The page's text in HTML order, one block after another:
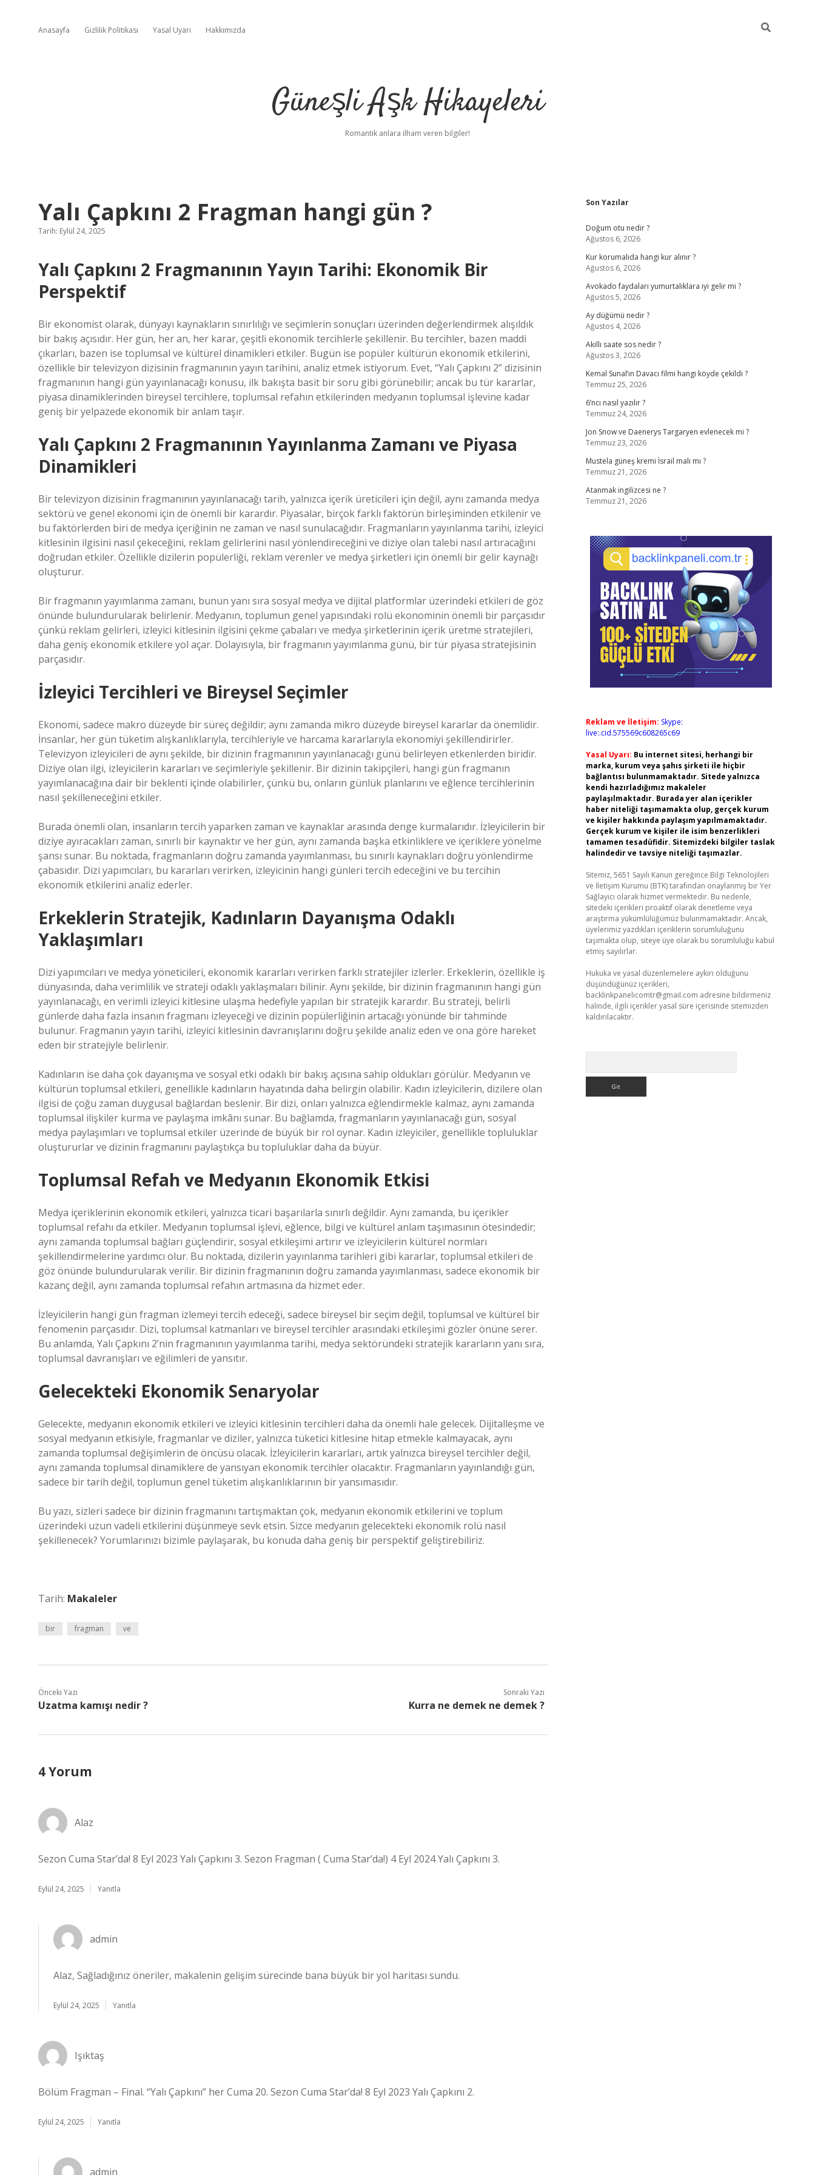
Anasayfa Gizlilik Politikası Yasal Uyarı Hakkımızda
Güneşli Aşk Hikayeleri
Romantik anlara ilham veren bilgiler!
Yalı Çapkını 2 Fragman hangi gün ?
Tarih: Eylül 24, 2025
Yalı Çapkını 2 Fragmanının Yayın Tarihi: Ekonomik Bir
Perspektif
Bir ekonomist olarak, dünyayı kaynakların sınırlılığı ve seçimlerin sonuçları üzerinden değerlendirmek alışıldık
bir bakış açısıdır. Her gün, her an, her karar, çeşitli ekonomik tercihlerle şekillenir. Bu tercihler, bazen maddi
çıkarları, bazen ise toplumsal ve kültürel dinamikleri etkiler. Bugün ise popüler kültürün ekonomik etkilerini,
özellikle bir televizyon dizisinin fragmanının yayın tarihini, analiz etmek istiyorum. Evet, “Yalı Çapkını 2” dizisinin
fragmanının hangi gün yayınlanacağı konusu, ilk bakışta basit bir soru gibi görünebilir; ancak bu tür kararlar,
piyasa dinamiklerinden bireysel tercihlere, toplumsal refahın etkilerinden medyanın toplumsal işlevine kadar
geniş bir yelpazede ekonomik bir anlam taşır.
Yalı Çapkını 2 Fragmanının Yayınlanma Zamanı ve Piyasa
Dinamikleri
Bir televizyon dizisinin fragmanının yayınlanacağı tarih, yalnızca içerik üreticileri için değil, aynı zamanda medya
sektörü ve genel ekonomi için de önemli bir karardır. Piyasalar, birçok farklı faktörün birleşiminden etkilenir ve
bu faktörlerden biri de medya içeriğinin ne zaman ve nasıl sunulacağıdır. Fragmanların yayınlanma tarihi, izleyici
kitlesinin ilgisini nasıl çekeceğini, reklam gelirlerini nasıl yönlendireceğini ve diziye olan talebi nasıl artıracağını
doğrudan etkiler. Özellikle dizilerin popülerliği, reklam verenler ve medya şirketleri için önemli bir gelir kaynağı
oluşturur.
Bir fragmanın yayımlanma zamanı, bunun yanı sıra sosyal medya ve dijital platformlar üzerindeki etkileri de göz
önünde bulundurularak belirlenir. Medyanın, toplumun genel yapısındaki rolü ekonominin önemli bir parçasıdır
çünkü reklam gelirleri, izleyici kitlesinin ilgisini çekme çabaları ve medya şirketlerinin içerik üretme stratejileri,
daha geniş ekonomik etkilere yol açar. Dolayısıyla, bir fragmanın yayımlanma günü, bir tür piyasa stratejisinin
parçasıdır.
İzleyici Tercihleri ve Bireysel Seçimler
Ekonomi, sadece makro düzeyde bir süreç değildir; aynı zamanda mikro düzeyde bireysel kararlar da önemlidir.
İnsanlar, her gün tüketim alışkanlıklarıyla, tercihleriyle ve harcama kararlarıyla ekonomiyi şekillendirirler.
Televizyon izleyicileri de aynı şekilde, bir dizinin fragmanının yayınlanacağı günü belirleyen etkenlerden biridir.
Diziye olan ilgi, izleyicilerin kararları ve seçimleriyle şekillenir. Bir dizinin takipçileri, hangi gün fragmanın
yayımlanacağına dair bir beklenti içinde olabilirler, çünkü bu, onların günlük planlarını ve eğlence tercihlerinin
nasıl şekilleneceğini etkiler.
Burada önemli olan, insanların tercih yaparken zaman ve kaynaklar arasında denge kurmalarıdır. İzleyicilerin bir
diziye ayıracakları zaman, sınırlı bir kaynaktır ve her gün, aynı zamanda başka etkinliklere ve içeriklere yönelme
şansı sunar. Bu noktada, fragmanların doğru zamanda yayımlanması, bu sınırlı kaynakları doğru yönlendirme
çabasıdır. Dizi yapımcıları, bu kararları verirken, izleyicinin hangi günleri tercih edeceğini ve bu tercihin
ekonomik etkilerini analiz ederler.
Erkeklerin Stratejik, Kadınların Dayanışma Odaklı
Yaklaşımları
Dizi yapımcıları ve medya yöneticileri, ekonomik kararları verirken farklı stratejiler izlerler. Erkeklerin, özellikle iş
dünyasında, daha verimlilik ve strateji odaklı yaklaşmaları bilinir. Aynı şekilde, bir dizinin fragmanının hangi gün
yayınlanacağı, en verimli izleyici kitlesine ulaşma hedefiyle yapılan bir stratejik karardır. Bu strateji, belirli
günlerde daha fazla insanın fragmanı izleyeceği ve dizinin popülerliğinin artacağı yönünde bir tahminde
bulunur. Fragmanın yayın tarihi, izleyici kitlesinin davranışlarını doğru şekilde analiz eden ve ona göre hareket
eden bir stratejiyle belirlenir.
Kadınların ise daha çok dayanışma ve sosyal etki odaklı bir bakış açısına sahip oldukları görülür. Medyanın ve
kültürün toplumsal etkileri, genellikle kadınların hayatında daha belirgin olabilir. Kadın izleyicilerin, dizilere olan
ilgisi de çoğu zaman duygusal bağlardan beslenir. Bir dizi, onları yalnızca eğlendirmekle kalmaz, aynı zamanda
toplumsal ilişkiler kurma ve paylaşma imkânı sunar. Bu bağlamda, fragmanların yayınlanacağı gün, sosyal
medya paylaşımları ve toplumsal etkiler üzerinde de büyük bir rol oynar. Kadın izleyiciler, genellikle topluluklar
oluştururlar ve dizinin fragmanını paylaştıkça bu topluluklar daha da büyür.
Toplumsal Refah ve Medyanın Ekonomik Etkisi
Medya içeriklerinin ekonomik etkileri, yalnızca ticari başarılarla sınırlı değildir. Aynı zamanda, bu içerikler
toplumsal refahı da etkiler. Medyanın toplumsal işlevi, eğlence, bilgi ve kültürel anlam taşımasının ötesindedir;
aynı zamanda toplumsal bağları güçlendirir, sosyal etkileşimi artırır ve izleyicilerin kültürel normları
şekillendirmelerine yardımcı olur. Bu noktada, dizilerin yayınlanma tarihleri gibi kararlar, toplumsal etkileri de
göz önünde bulundurularak verilir. Bir dizinin fragmanının doğru zamanda yayımlanması, sadece ekonomik bir
kazanç değil, aynı zamanda toplumsal refahın artmasına da hizmet eder.
İzleyicilerin hangi gün fragman izlemeyi tercih edeceği, sadece bireysel bir seçim değil, toplumsal ve kültürel bir
fenomenin parçasıdır. Dizi, toplumsal katmanları ve bireysel tercihler arasındaki etkileşimi gözler önüne serer.
Bu anlamda, Yalı Çapkını 2’nin fragmanının yayımlanma tarihi, medya sektöründeki stratejik kararların yanı sıra,
toplumsal davranışları ve eğilimleri de yansıtır.
Gelecekteki Ekonomik Senaryolar
Gelecekte, medyanın ekonomik etkileri ve izleyici kitlesinin tercihleri daha da önemli hale gelecek. Dijitalleşme ve
sosyal medyanın etkisiyle, fragmanlar ve diziler, yalnızca tüketici kitlesine hitap etmekle kalmayacak, aynı
zamanda toplumsal değişimlerin de öncüsü olacak. İzleyicilerin kararları, artık yalnızca bireysel tercihler değil,
aynı zamanda toplumsal dinamiklere de yansıyan ekonomik tercihler olacaktır. Fragmanların yayınlandığı gün,
sadece bir tarih değil, toplumun genel tüketim alışkanlıklarının bir yansımasıdır.
Bu yazı, sizleri sadece bir dizinin fragmanını tartışmaktan çok, medyanın ekonomik etkilerini ve toplum
üzerindeki uzun vadeli etkilerini düşünmeye sevk etsin. Sizce medyanın gelecekteki ekonomik rolü nasıl
şekillenecek? Yorumlarınızı bizimle paylaşarak, bu konuda daha geniş bir perspektif geliştirebiliriz.
Tarih: Makaleler
bir fragman ve
Önceki Yazı
Uzatma kamışı nedir ?
Sonraki Yazı
Kurra ne demek ne demek ?
4 Yorum
Alaz
Sezon Cuma Star’da! 8 Eyl 2023 Yalı Çapkını 3. Sezon Fragman ( Cuma Star’da!) 4 Eyl 2024 Yalı Çapkını 3.
Eylül 24, 2025 Yanıtla
admin
Alaz, Sağladığınız öneriler, makalenin gelişim sürecinde bana büyük bir yol haritası sundu.
Eylül 24, 2025 Yanıtla
Işıktaş
Bölüm Fragman – Final. “Yalı Çapkını” her Cuma 20. Sezon Cuma Star’da! 8 Eyl 2023 Yalı Çapkını 2.
Eylül 24, 2025 Yanıtla
admin
Sidebar
Son Yazılar
Doğum otu nedir ?
Ağustos 6, 2026
Kur korumalıda hangi kur alınır ?
Ağustos 6, 2026
Avokado faydaları yumurtalıklara iyi gelir mi ?
Ağustos 5, 2026
Ay düğümü nedir ?
Ağustos 4, 2026
Akıllı saate sos nedir ?
Ağustos 3, 2026
Kemal Sunal’ın Davacı filmi hangi köyde çekildi ?
Temmuz 25, 2026
6’ncı nasıl yazılır ?
Temmuz 24, 2026
Jon Snow ve Daenerys Targaryen evlenecek mi ?
Temmuz 23, 2026
Mustela güneş kremi İsrail malı mı ?
Temmuz 21, 2026
Atanmak ingilizcesi ne ?
Temmuz 21, 2026
Reklam ve İletişim: Skype:
live:.cid.575569c608265c69
Yasal Uyarı: Bu internet sitesi, herhangi bir
marka, kurum veya şahıs şirketi ile hiçbir
bağlantısı bulunmamaktadır. Sitede yalnızca
kendi hazırladığımız makaleler
paylaşılmaktadır. Burada yer alan içerikler
haber niteliği taşımamakta olup, gerçek kurum
ve kişiler hakkında paylaşım yapılmamaktadır.
Gerçek kurum ve kişiler ile isim benzerlikleri
tamamen tesadüfidir. Sitemizdeki bilgiler taslak
halindedir ve tavsiye niteliği taşımazlar.
Sitemiz, 5651 Sayılı Kanun gereğince Bilgi Teknolojileri
ve İletişim Kurumu (BTK) tarafından onaylanmış bir Yer
Sağlayıcı olarak hizmet vermektedir. Bu nedenle,
sitedeki içerikleri proaktif olarak denetleme veya
araştırma yükümlülüğümüz bulunmamaktadır. Ancak,
üyelerimiz yazdıkları içeriklerin sorumluluğunu
taşımakta olup, siteye üye olarak bu sorumluluğu kabul
etmiş sayılırlar.
Hukuka ve yasal düzenlemelere aykırı olduğunu
düşündüğünüz içerikleri,
backlinkpanelicomtr@gmail.com adresine bildirmeniz
halinde, ilgili içerikler yasal süre içerisinde sitemizden
kaldırılacaktır.